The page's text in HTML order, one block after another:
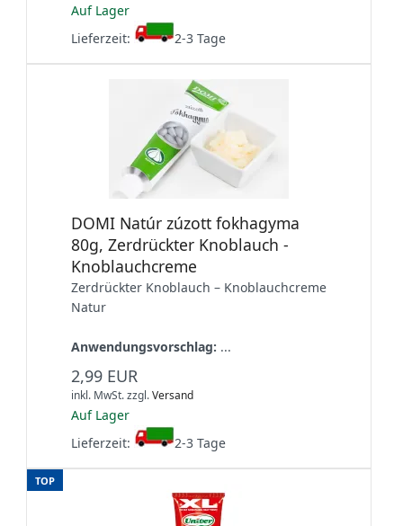
Auf Lager
Lieferzeit:
2-3 Tage
DOMI Natúr zúzott fokhagyma
80g, Zerdrückter Knoblauch -
Knoblauchcreme
Zerdrückter Knoblauch – Knoblauchcreme
Natur
Anwendungsvorschlag: ...
2,99 EUR
inkl. MwSt.zzgl.Versand
Auf Lager
Lieferzeit:
2-3 Tage
TOP